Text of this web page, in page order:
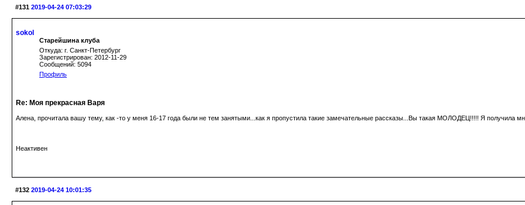
#131 2019-04-24 07:03:29
sokol
Старейшина клуба
Откуда: г. Санкт-Петербург
Зарегистрирован: 2012-11-29
Сообщений: 5094
Профиль
Re: Моя прекрасная Варя
Алена, прочитала вашу тему, как -то у меня 16-17 года были не тем занятыми...как я пропустила такие замечательные рассказы...Вы такая МОЛОДЕЦ!!!!! Я получила
Неактивен
#132 2019-04-24 10:01:35